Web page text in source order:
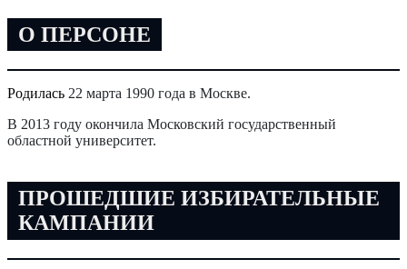
О ПЕРСОНЕ
Родилась 22 марта 1990 года в Москве.
В 2013 году окончила Московский государственный
областной университет.
ПРОШЕДШИЕ ИЗБИРАТЕЛЬНЫЕ
КАМПАНИИ